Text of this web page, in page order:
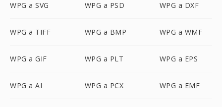
WPG a SVG WPG a PSD WPG a DXF
WPG a TIFF WPG a BMP WPG a WMF
WPG a GIF WPG a PLT WPG a EPS
WPG a AI WPG a PCX WPG a EMF